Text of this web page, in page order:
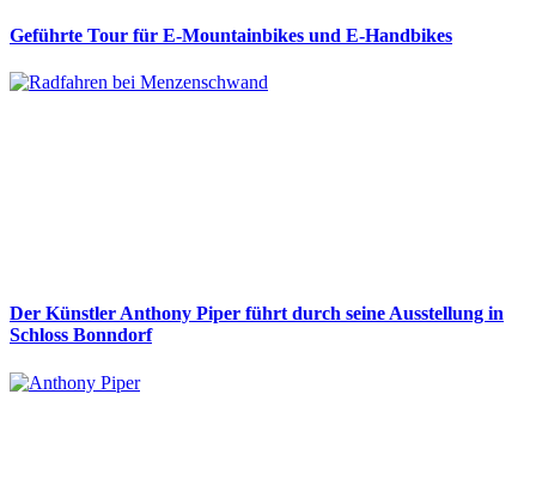
Geführte Tour für E-Mountainbikes und E-Handbikes
Der Künstler Anthony Piper führt durch seine Ausstellung in
Schloss Bonndorf